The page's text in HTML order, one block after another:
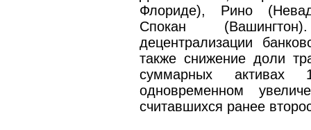
Флориде), Рино
Спокан
децентрализации
также снижение доли
суммарных активах
одновременном
считавшихся ранее